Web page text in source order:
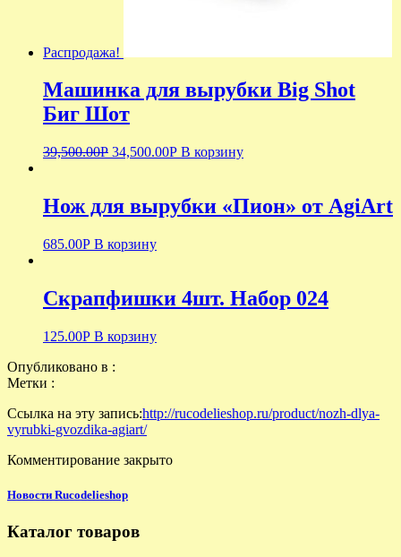
Распродажа!
Машинка для вырубки Big Shot
Биг Шот
39,500.00Р 34,500.00Р В корзину
Нож для вырубки «Пион» от AgiArt
685.00Р В корзину
Скрапфишки 4шт. Набор 024
125.00Р В корзину
Опубликовано в :
Метки :
Ссылка на эту запись:http://rucodelieshop.ru/product/nozh-dlya-
vyrubki-gvozdika-agiart/
Комментирование закрыто
Новости Rucodelieshop
Каталог товаров